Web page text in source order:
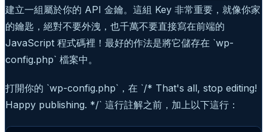
建立一組屬於你的 API 金鑰。這組 Key 非常重要，就像你家
的鑰匙，絕對不要外洩，也千萬不要直接寫在前端的
JavaScript 程式碼裡！最好的作法是將它儲存在 `wp-
config.php` 檔案中。
打開你的 `wp-config.php`，在 `/* That's all, stop editing!
Happy publishing. */` 這行註解之前，加上以下這行：